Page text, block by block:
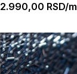
2.990,00 RSD/m